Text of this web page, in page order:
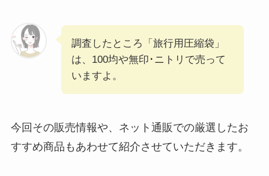
調査したところ「旅行用圧縮袋」
は、100均や無印･ニトリで売って
いますよ。
今回その販売情報や、ネット通販での厳選したお
すすめ商品もあわせて紹介させていただきます。